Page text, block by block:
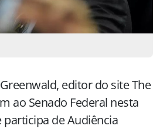
editor do site The
ao Senado Federal nesta
participa de Audiência